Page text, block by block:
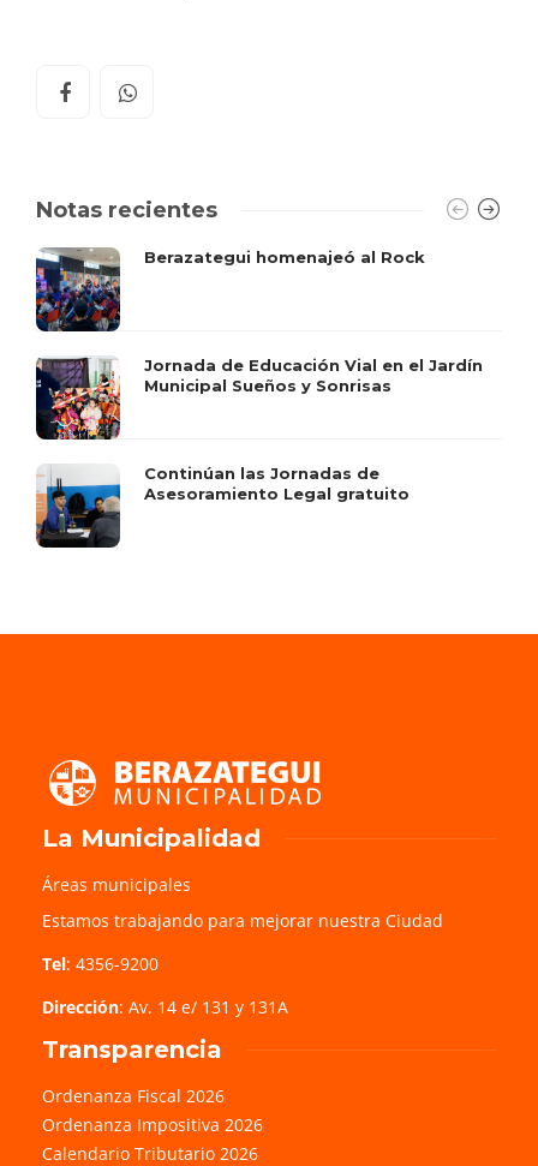
Notas recientes
Berazategui homenajeó al Rock
Jornada de Educación Vial en el Jardín
Municipal Sueños y Sonrisas
Continúan las Jornadas de
Asesoramiento Legal gratuito
La Municipalidad
Áreas municipales
Estamos trabajando para mejorar nuestra Ciudad
Tel: 4356-9200
Dirección: Av. 14 e/ 131 y 131A
Transparencia
Ordenanza Fiscal 2026
Ordenanza Impositiva 2026
Calendario Tributario 2026